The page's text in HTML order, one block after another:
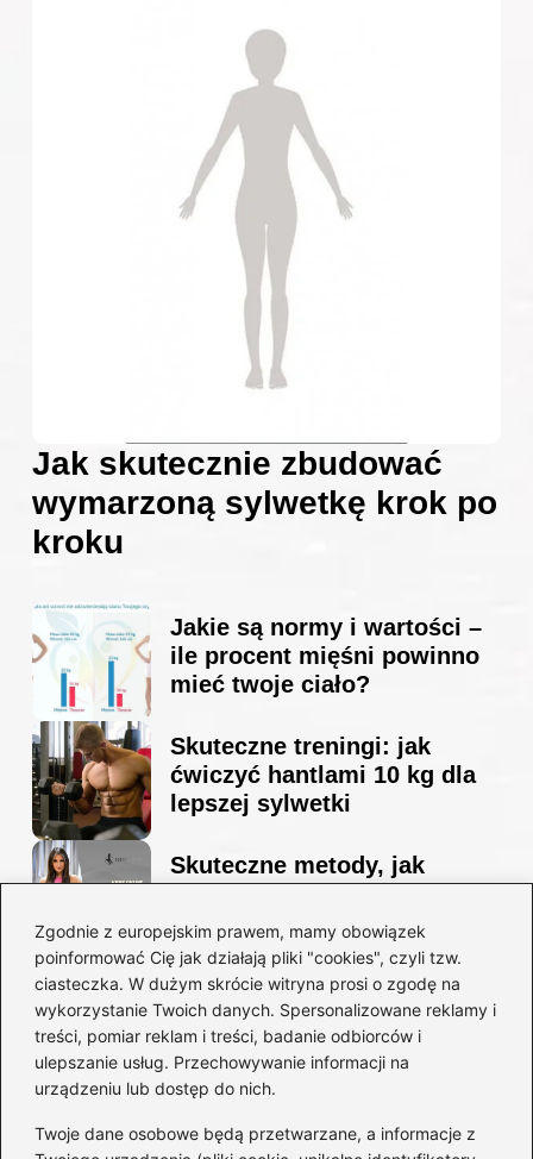
Zgodnie z europejskim prawem, mamy obowiązek
poinformować Cię jak działają pliki "cookies", czyli tzw.
ciasteczka. W dużym skrócie witryna prosi o zgodę na
wykorzystanie Twoich danych. Spersonalizowane reklamy i
treści, pomiar reklam i treści, badanie odbiorców i
ulepszanie usług. Przechowywanie informacji na
urządzeniu lub dostęp do nich.
Twoje dane osobowe będą przetwarzane, a informacje z
Jak skutecznie zbudować
wymarzoną sylwetkę krok po
kroku
Jakie są normy i wartości –
ile procent mięśni powinno
mieć twoje ciało?
Skuteczne treningi: jak
ćwiczyć hantlami 10 kg dla
lepszej sylwetki
Skuteczne metody, jak
sylwetkę w zaledwie 90 dni
Idealny garnitur: jak dobrać
go do swojej sylwetki?
Kategorie